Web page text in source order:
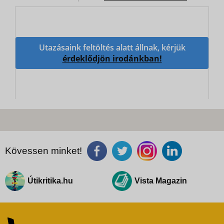
Utazásaink feltöltés alatt állnak, kérjük
érdeklődjön irodánkban!
Kövessen minket!
Útikritika.hu Vista Magazin